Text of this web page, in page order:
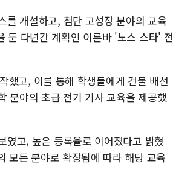
를 개설하고, 첨단 고성장 분야의 교육
둔 다년간 계획인 이른바 '노스 스타' 전
했고, 이를 통해 학생들에게 건물 배선
분야의 초급 전기 기사 교육을 제공했
였고, 높은 등록율로 이어졌다고 밝혔
모든 분야로 확장됨에 따라 해당 교육